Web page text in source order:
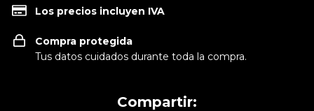
Los precios incluyen IVA
Compra protegida
Tus datos cuidados durante toda la compra.
Compartir: